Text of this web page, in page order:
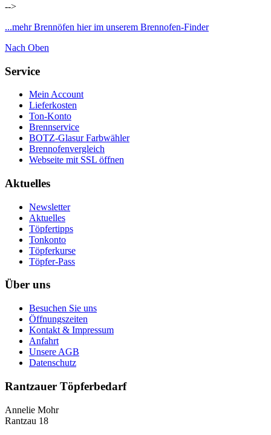
-->
...mehr Brennöfen hier im unserem Brennofen-Finder
Nach Oben
Service
Mein Account
Lieferkosten
Ton-Konto
Brennservice
BOTZ-Glasur Farbwähler
Brennofenvergleich
Webseite mit SSL öffnen
Aktuelles
Newsletter
Aktuelles
Töpfertipps
Tonkonto
Töpferkurse
Töpfer-Pass
Über uns
Besuchen Sie uns
Öffnungszeiten
Kontakt & Impressum
Anfahrt
Unsere AGB
Datenschutz
Rantzauer Töpferbedarf
Annelie Mohr
Rantzau 18